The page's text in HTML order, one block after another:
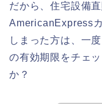
だから、住宅設備
AmericanExpress
しまった方は、一
の有効期限をチェ
か？